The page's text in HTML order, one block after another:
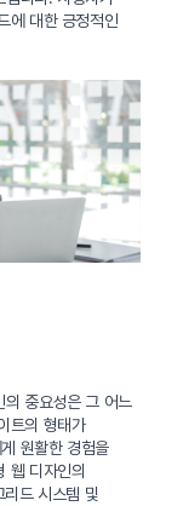
에 대한 긍정적인
의 중요성은 그 어느
트의 형태가
원활한 경험을
웹 디자인의
드 시스템 및